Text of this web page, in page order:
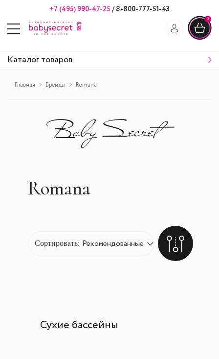
+7 (495) 990-47-25 /8-800-777-51-43
0
Каталог товаров
Главная Бренды Romana
Romana
Сортировать:
Сухие бассейны